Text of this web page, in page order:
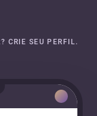
CRIE SEU PERFIL.